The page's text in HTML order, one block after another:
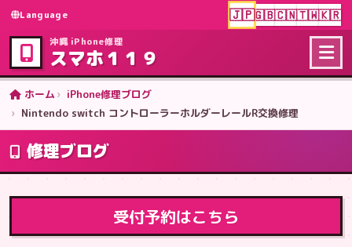
Language 🇯🇵🇬🇧🇨🇳🇹🇼🇰🇷
沖縄 iPhone修理
スマホ１１９
ホーム
iPhone修理ブログ
Nintendo switch コントローラーホルダーレールR交換修理
修理ブログ
受付予約はこちら